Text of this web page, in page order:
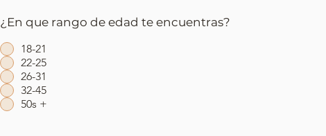
¿En que rango de edad te encuentras?
18-21
22-25
26-31
32-45
50s +